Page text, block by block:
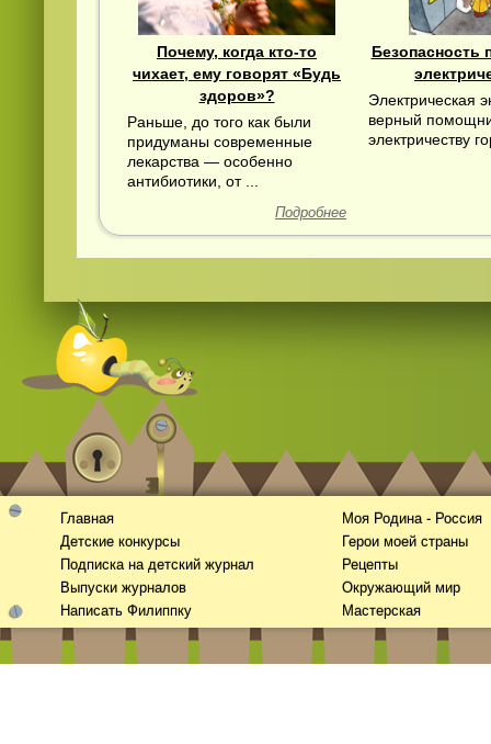
Почему, когда кто-то
чихает, ему говорят «Будь
здоров»?
Раньше, до того как были
придуманы современные
лекарства — особенно
антибиотики, от ...
Подробнее
Безопасность
Электрическая
верный
электричеству
Главная
Детские конкурсы
Подписка на детский журнал
Выпуски журналов
Написать Филиппку
Моя Родина - Россия
Герои моей страны
Рецепты
Окружающий мир
Мастерская